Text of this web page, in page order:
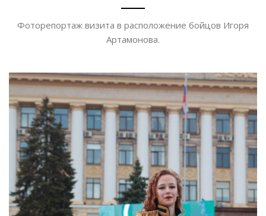
Фоторепортаж визита в расположение бойцов Игоря
Артамонова.